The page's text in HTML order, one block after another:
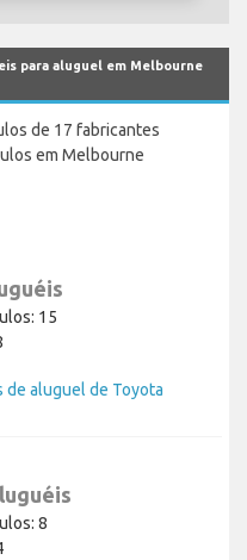
para aluguel em Melbourne
de 17 fabricantes
em Melbourne
15
de aluguel de Toyota
8